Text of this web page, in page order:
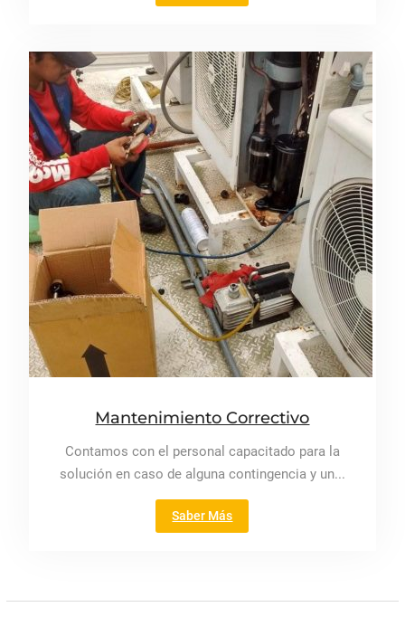
Preventivo"
Mantenimiento Correctivo
Contamos con el personal capacitado para la
solución en caso de alguna contingencia y un...
Saber Más"Mantenimiento
Correctivo"